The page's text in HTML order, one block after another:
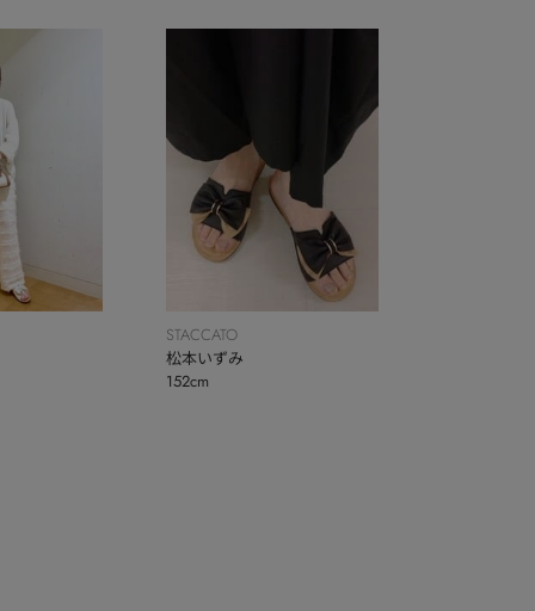
STACCATO
松本いずみ
152cm